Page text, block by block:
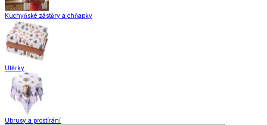
Kuchyňské zástěry a chňapky
Utěrky
Ubrusy a prostírání